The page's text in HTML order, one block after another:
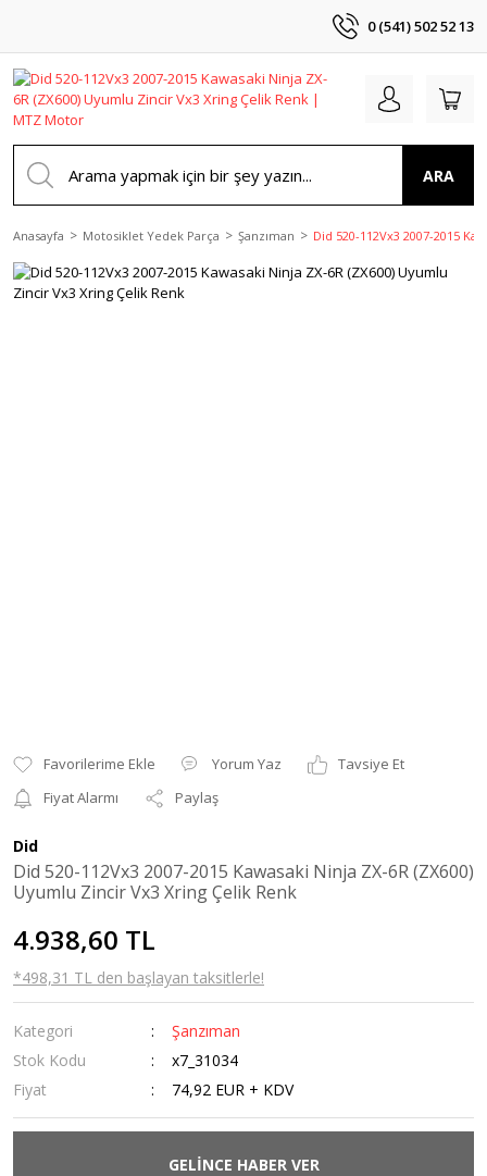
0 (541) 502 52 13
ARA
Anasayfa Motosiklet Yedek Parça Şanzıman Did 520-112Vx3 2007-2015
Yorum Yaz
Tavsiye Et
Fiyat Alarmı
Paylaş
Did
Did 520-112Vx3 2007-2015 Kawasaki Ninja ZX-6R (ZX600)
Uyumlu Zincir Vx3 Xring Çelik Renk
4.938,60 TL
*498,31 TL den başlayan taksitlerle!
Kategori
Şanzıman
Stok Kodu
x7_31034
Fiyat
74,92 EUR + KDV
GELİNCE HABER VER